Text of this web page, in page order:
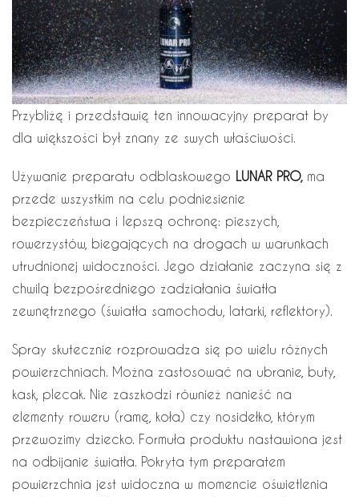
Przybliżę i przedstawię ten innowacyjny preparat by
dla większości był znany ze swych właściwości.
Używanie preparatu odblaskowego LUNAR PRO, ma
przede wszystkim na celu podniesienie
bezpieczeństwa i lepszą ochronę: pieszych,
rowerzystów, biegających na drogach w warunkach
utrudnionej widoczności. Jego działanie zaczyna się z
chwilą bezpośredniego zadziałania światła
zewnętrznego (światła samochodu, latarki, reflektory).
Spray skutecznie rozprowadza się po wielu różnych
powierzchniach. Można zastosować na ubranie, buty,
kask, plecak. Nie zaszkodzi również nanieść na
elementy roweru (ramę, koła) czy nosidełko, którym
przewozimy dziecko. Formuła produktu nastawiona jest
na odbijanie światła. Pokryta tym preparatem
powierzchnia jest widoczna w momencie oświetlenia